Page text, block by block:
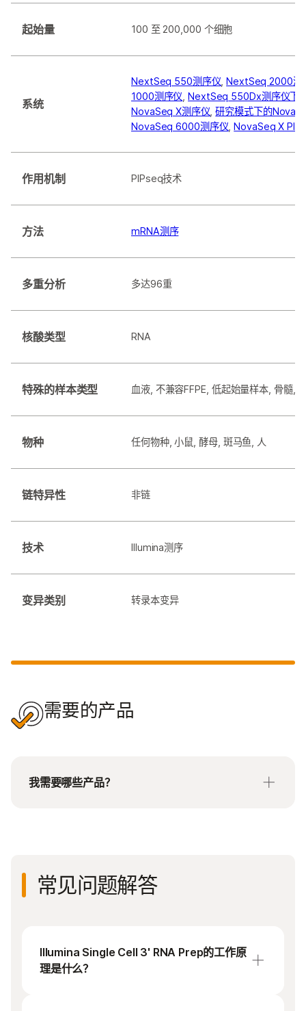
起始量 100 至 200,000 个细胞
系统
NextSeq 550测序仪 ,NextSeq 2000测
1000测序仪 ,NextSeq 550Dx测序仪下
NovaSeq X测序仪 ,研究模式下的
NovaSeq 6000测序仪 ,NovaSeq X
作用机制 PIPseq技术
方法 mRNA测序
多重分析 多达96重
核酸类型 RNA
特殊的样本类型 血液, 不兼容FFPE, 低起始量样本, 骨髓,
物种 任何物种, 小鼠, 酵母, 斑马鱼, 人
链特异性 非链
技术 Illumina测序
变异类别 转录本变异
需要的产品
我需要哪些产品？
Prep。
需要输入单个细胞核，请使用 Illumina Single Cell
Nuclei Isolation Kit。如果需要富集自定义 RNA 标
常见问题解答
Illumina Single Cell 3' RNA Prep的工作原
理是什么？